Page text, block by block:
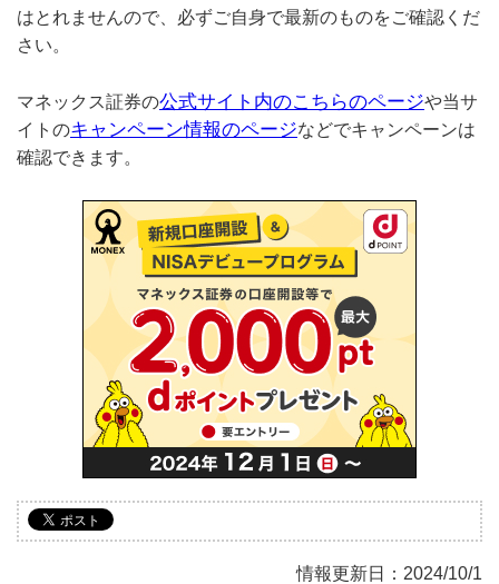
はとれませんので、必ずご自身で最新のものをご確認くだ
さい。
マネックス証券の公式サイト内のこちらのページや当サ
イトのキャンペーン情報のページなどでキャンペーンは
確認できます。
情報更新日：2024/10/1